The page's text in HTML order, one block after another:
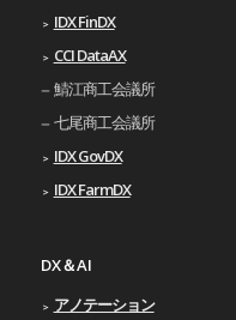
IDX FinDX
CCI DataAX
鯖江商工会議所
七尾商工会議所
IDX GovDX
IDX FarmDX
DX＆AI
アノテーション